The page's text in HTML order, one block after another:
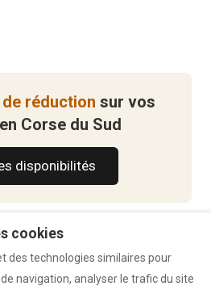
de réduction sur vos
Corse du Sud
disponibilités
cookies
des technologies similaires pour
navigation, analyser le trafic du site